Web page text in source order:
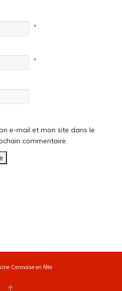
*
*
e-mail et mon site dans le
commentaire.
Cannoise en fête